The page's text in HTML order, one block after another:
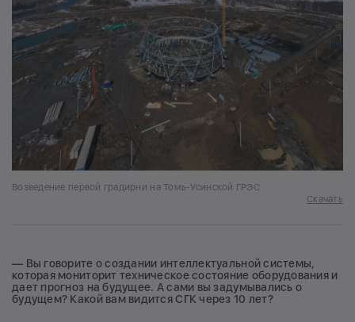
Возведение первой градирни на Томь-Усинской ГРЭС
Скачать
— Вы говорите о создании интеллектуальной системы,
которая мониторит техническое состояние оборудования и
дает прогноз на будущее. А сами вы задумывались о
будущем? Какой вам видится СГК через 10 лет?